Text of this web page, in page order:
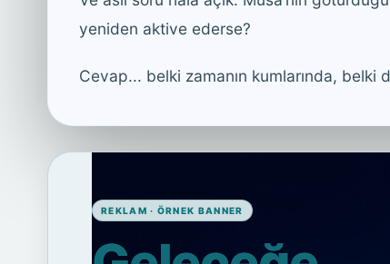
yeniden aktive ederse?
Cevap... belki zamanın kumlarında, belki
REKLAM · ÖRNEK BANNER